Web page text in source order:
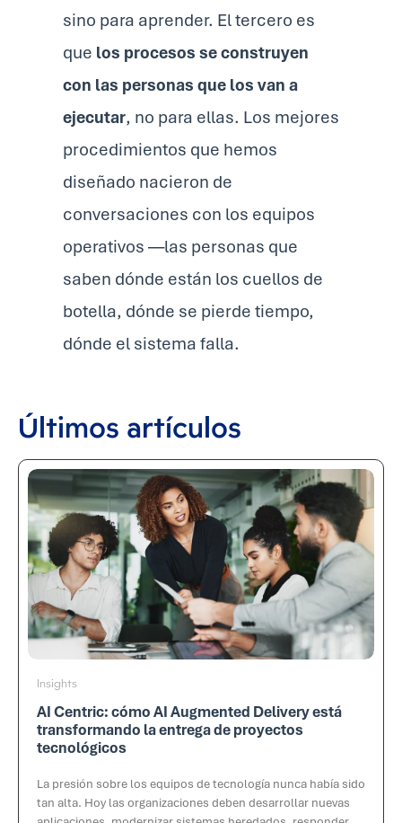
sino para aprender. El tercero es
que los procesos se construyen
con las personas que los van a
ejecutar, no para ellas. Los mejores
procedimientos que hemos
diseñado nacieron de
conversaciones con los equipos
operativos —las personas que
saben dónde están los cuellos de
botella, dónde se pierde tiempo,
dónde el sistema falla.
Últimos artículos
Insights
AI Centric: cómo AI Augmented Delivery está
transformando la entrega de proyectos
tecnológicos
La presión sobre los equipos de tecnología nunca había sido
tan alta. Hoy las organizaciones deben desarrollar nuevas